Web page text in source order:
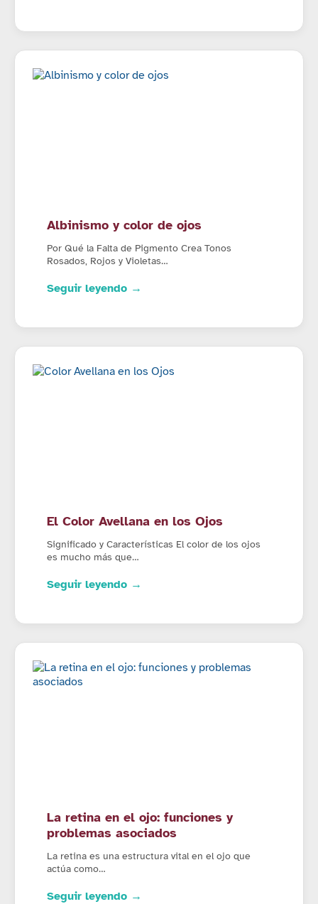
Albinismo y color de ojos
Por Qué la Falta de Pigmento Crea Tonos
Rosados, Rojos y Violetas…
Seguir leyendo →
El Color Avellana en los Ojos
Significado y Características El color de los ojos
es mucho más que…
Seguir leyendo →
La retina en el ojo: funciones y
problemas asociados
La retina es una estructura vital en el ojo que
actúa como…
Seguir leyendo →